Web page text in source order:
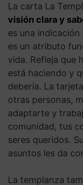
La carta La
visión clara y
es una
es un atributo
vida. Refleja que
está haciendo y
debería. La
otras personas,
adaptarte y
comunidad, tus
seres queridos.
asuntos les da
La templanza